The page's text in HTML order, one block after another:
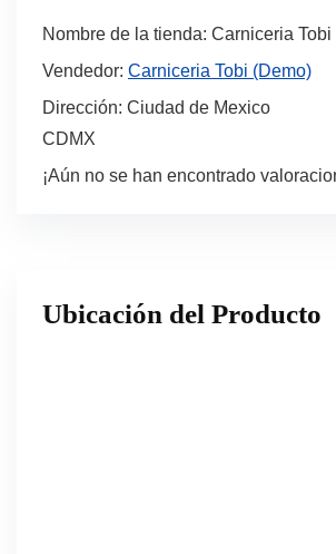
Nombre de la tienda: Carniceria Tobi
Vendedor: Carniceria Tobi (Demo)
Dirección: Ciudad de Mexico
CDMX
¡Aún no se han encontrado
Ubicación del Producto